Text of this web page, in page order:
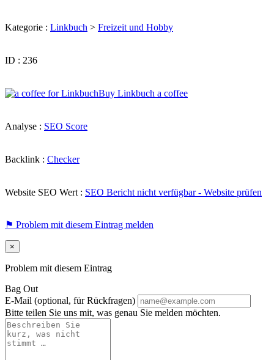
Kategorie : Linkbuch > Freizeit und Hobby
ID : 236
Buy Linkbuch a coffee
Analyse : SEO Score
Backlink : Checker
Website SEO Wert : SEO Bericht nicht verfügbar - Website prüfen
⚑ Problem mit diesem Eintrag melden
×
Problem mit diesem Eintrag
Bag Out
E-Mail (optional, für Rückfragen)
Bitte teilen Sie uns mit, was genau Sie melden möchten.